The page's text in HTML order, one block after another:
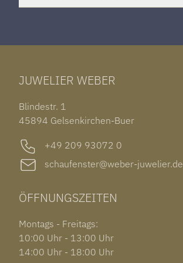
SANTOS DE CARTIER
IWC PORTUGIESER
HERRENUHREN
ARMSCHMUCK
OHRSCHMUCK
OUT OF COLLECTION
TAG HEUER CARRERA
ROLEX SUBMARINER DATE
GARMIN VENU 3S
JUWELIER WEBER
Blindestr. 1
45894 Gelsenkirchen-Buer
+49 209 93072 0
schaufenster@weber-juwelier.de
ÖFFNUNGSZEITEN
Montags - Freitags:
10:00 Uhr - 13:00 Uhr
14:00 Uhr - 18:00 Uhr